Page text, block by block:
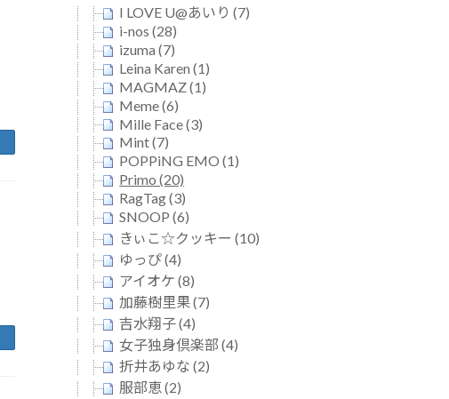
I LOVE U@あいり (7)
i-nos (28)
izuma (7)
Leina Karen (1)
MAGMAZ (1)
Meme (6)
Mille Face (3)
Mint (7)
POPPiNG EMO (1)
Primo (20)
RagTag (3)
SNOOP (6)
きぃこ☆クッキー (10)
ゆっぴ (4)
アイオケ (8)
加藤樹里果 (7)
吉水翔子 (4)
女子独身倶楽部 (4)
折井あゆな (2)
服部恵 (2)